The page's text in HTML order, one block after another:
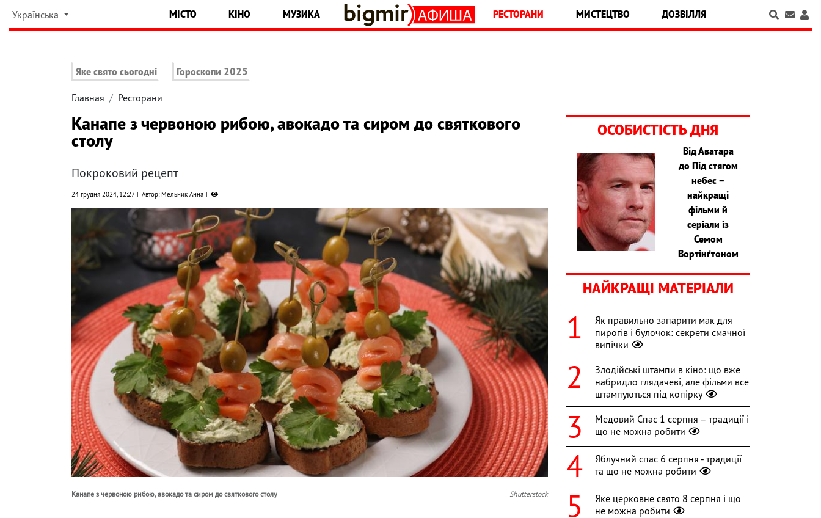
Українська МІСТО КІНО МУЗИКА РЕСТОРАНИ МИСТЕЦТВО ДОЗВІЛЛЯ
Яке свято сьогодні Гороскопи 2025
Главная Ресторани
Канапе з червоною рибою, авокадо та сиром до святкового
столу
Покроковий рецепт
24 грудня 2024, 12:27 Автор: Мельник Анна
Канапе з червоною рибою, авокадо та сиром до святкового столу Shutterstock
ОСОБИСТІСТЬ ДНЯ
Від Аватара
до Під стягом
небес –
найкращі
фільми й
серіали із
Семом
Вортінґтоном
НАЙКРАЩІ МАТЕРІАЛИ
Як правильно запарити мак для
пирогів і булочок: секрети смачної
випічки
Злодійські штампи в кіно: що вже
набридло глядачеві, але фільми все
штампуються під копірку
Медовий Спас 1 серпня – традиції і
що не можна робити
Яблучний спас 6 серпня - традиції
та що не можна робити
Яке церковне свято 8 серпня і що
не можна робити